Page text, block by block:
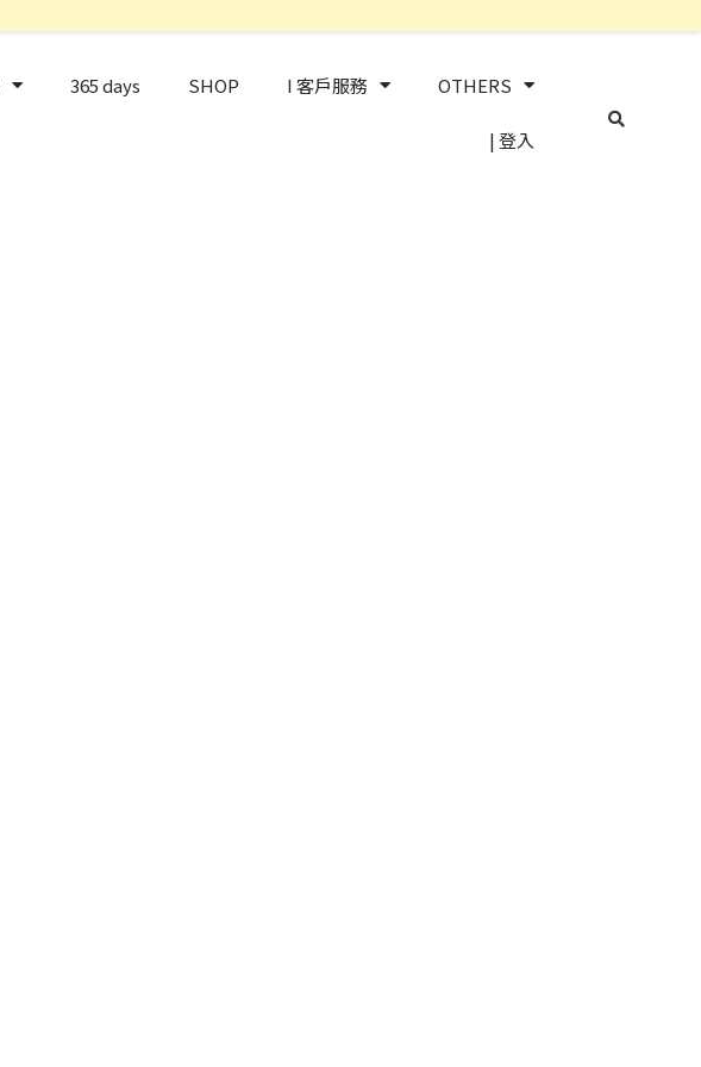
365 days SHOP I 客戶服務 OTHERS
| 登入